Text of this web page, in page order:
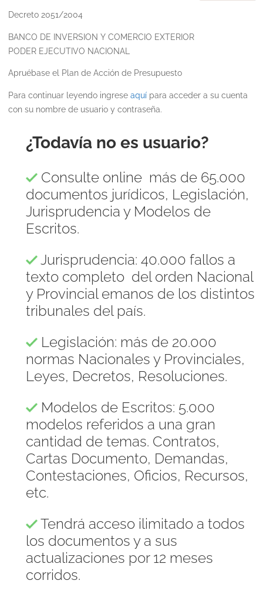
Decreto 2051/2004
BANCO DE INVERSION Y COMERCIO EXTERIOR
PODER EJECUTIVO NACIONAL
Apruébase el Plan de Acción de Presupuesto
Para continuar leyendo ingrese aquípara acceder a su cuenta
con su nombre de usuario y contraseña.
¿Todavía no es usuario?
Consulte online más de 65.000
documentos jurídicos, Legislación,
Jurisprudencia y Modelos de
Escritos.
Jurisprudencia: 40.000 fallos a
texto completo del orden Nacional
y Provincial emanos de los distintos
tribunales del país.
Legislación: más de 20.000
normas Nacionales y Provinciales,
Leyes, Decretos, Resoluciones.
Modelos de Escritos: 5.000
modelos referidos a una gran
cantidad de temas. Contratos,
Cartas Documento, Demandas,
Contestaciones, Oficios, Recursos,
etc.
Tendrá acceso ilimitado a todos
los documentos y a sus
actualizaciones por 12 meses
corridos.